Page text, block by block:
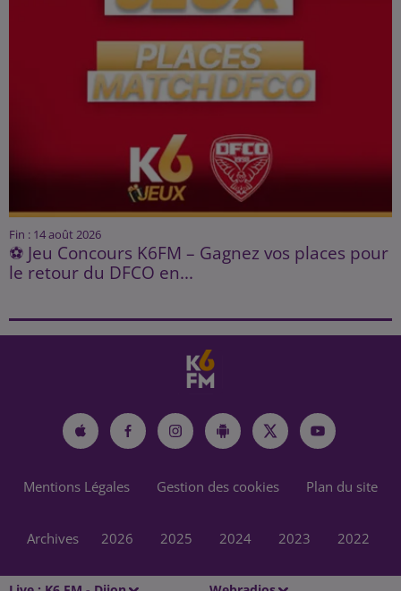
Fin : 14 août 2026
⚽ Jeu Concours K6FM – Gagnez vos places pour
le retour du DFCO en...
Mentions Légales Gestion des cookies Plan du site
Archives 2026 2025 2024 2023 2022